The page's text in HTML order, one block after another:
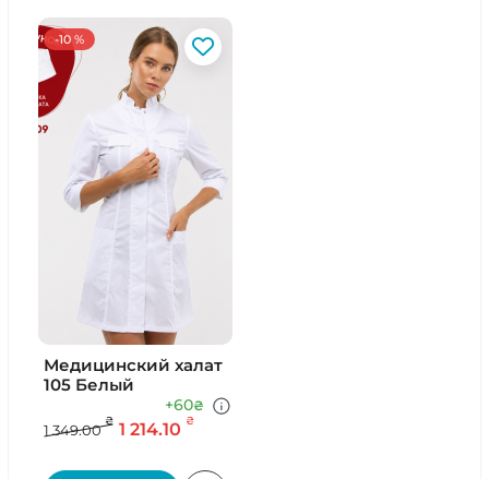
-10 %
Медицинский халат
105 Белый
1 349.00
₴ 1 214.10 ₴
+60₴